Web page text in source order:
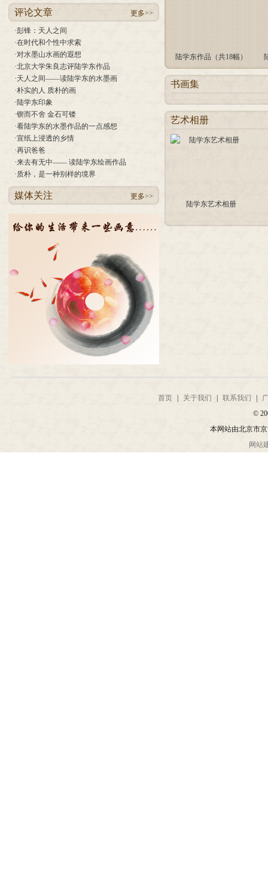
评论文章 更多>>
·彭锋：天人之间
·在时代和个性中求索
·对水墨山水画的遐想
·北京大学朱良志评陆学东作品
·天人之间——读陆学东的水墨画
·朴实的人 质朴的画
·陆学东印象
·锲而不舍 金石可镂
·看陆学东的水墨作品的一点感想
·宣纸上浸透的乡情
·再识爸爸
·来去有无中—— 读陆学东绘画作品
·质朴，是一种别样的境界
媒体关注 更多>>
陆学东作品（共18幅）
书画集
艺术相册
陆学东艺术相册
首页 关于我们 联系我们
©
本网站由北京市
网站